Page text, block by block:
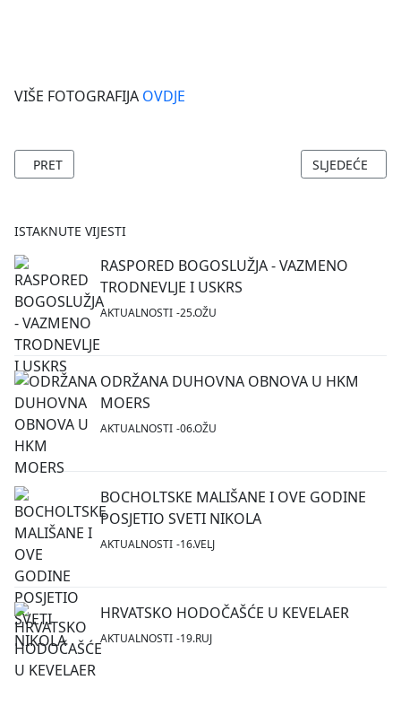
VIŠE FOTOGRAFIJA OVDJE
PRETHODNI ČLANAK: PROSLAVA SVETOG ANTE
PRET SLJEDEĆI
SLJEDEĆE
ISTAKNUTE VIJESTI
RASPORED BOGOSLUŽJA - VAZMENO
TRODNEVLJE I USKRS
AKTUALNOSTI 25.OŽU
ODRŽANA DUHOVNA OBNOVA U HKM
MOERS
AKTUALNOSTI 06.OŽU
BOCHOLTSKE MALIŠANE I OVE GODINE
POSJETIO SVETI NIKOLA
AKTUALNOSTI 16.VELJ
HRVATSKO HODOČAŠĆE U KEVELAER
AKTUALNOSTI 19.RUJ